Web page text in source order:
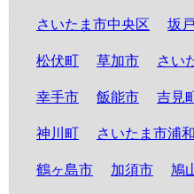
さいたま市中央区 坂
松伏町 草加市 さい
幸手市 飯能市 吉見
神川町 さいたま市浦
鶴ヶ島市 加須市 鳩